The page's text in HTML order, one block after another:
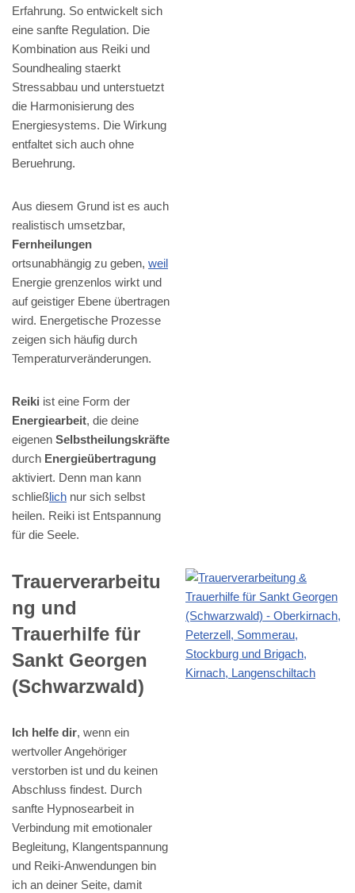
Erfahrung. So entwickelt sich
eine sanfte Regulation. Die
Kombination aus Reiki und
Soundhealing staerkt
Stressabbau und unterstuetzt
die Harmonisierung des
Energiesystems. Die Wirkung
entfaltet sich auch ohne
Beruehrung.
Aus diesem Grund ist es auch
realistisch umsetzbar,
Fernheilungen
ortsunabhängig zu geben, weil
Energie grenzenlos wirkt und
auf geistiger Ebene übertragen
wird. Energetische Prozesse
zeigen sich häufig durch
Temperaturveränderungen.
Reiki ist eine Form der
Energiearbeit, die deine
eigenen Selbstheilungskräfte
durch Energieübertragung
aktiviert. Denn man kann
schließlich nur sich selbst
heilen. Reiki ist Entspannung
für die Seele.
Trauerverarbeitu
ng und
Trauerhilfe für
Sankt Georgen
(Schwarzwald)
Ich helfe dir, wenn ein
wertvoller Angehöriger
verstorben ist und du keinen
Abschluss findest. Durch
sanfte Hypnosearbeit in
Verbindung mit emotionaler
Begleitung, Klangentspannung
und Reiki-Anwendungen bin
ich an deiner Seite, damit